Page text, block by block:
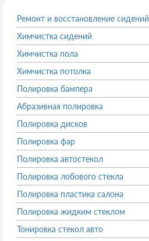
Ремонт и восстановление сидений
Химчистка сидений
Химчистка пола
Химчистка потолка
Полировка бампера
Абразивная полировка
Полировка дисков
Полировка фар
Полировка автостекол
Полировка лобового стекла
Полировка пластика салона
Полировка жидким стеклом
Тонировка стекол авто